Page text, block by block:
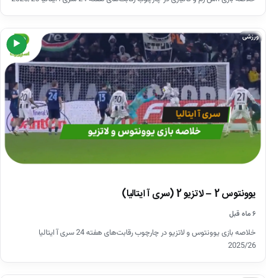
▶
ورزشی
یوونتوس 2 – لاتزیو 2 (سری آ ایتالیا)
۶ ماه قبل
خلاصه بازی یوونتوس و لاتزیو در چارچوب رقابت‌های هفته 24 سری آ ایتالیا
2025/26